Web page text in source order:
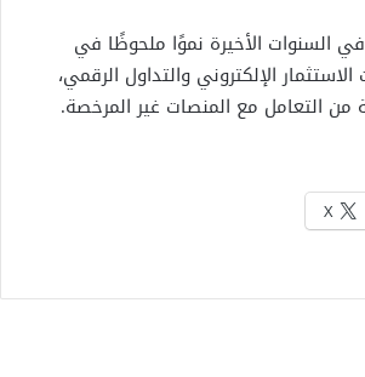
السنوات الأخيرة نموًا ملحوظًا في
الإلكتروني والتداول الرقمي،
التعامل مع المنصات غير المرخصة.
X